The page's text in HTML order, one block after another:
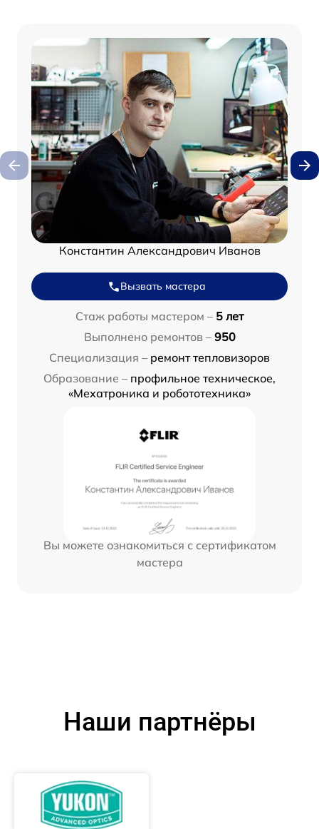
Константин Александрович Иванов
Вызвать мастера
Стаж работы мастером – 5 лет
Выполнено ремонтов – 950
Специализация – ремонт тепловизоров
Образование – профильное техническое,
«Мехатроника и робототехника»
Вы можете ознакомиться с сертификатом
мастера
Наши партнёры